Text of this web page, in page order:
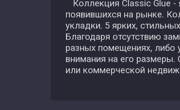
Коллекция Classic Glue -
появившихся на рынке.
укладки. 5 ярких,
Благодаря отсутствию
разных помещениях,
внимания на его
или коммерческой